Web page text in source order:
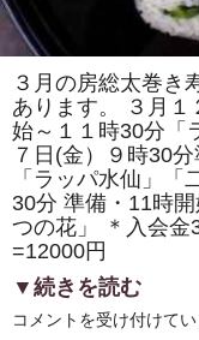
せ
た
い
千
葉
県
内
房
の
郷
土
理
「て
っ
ぽ
き」
す。
３月の房総太巻き
あります。 ３月１
始～１１時30分「
７日(金）９時30
「ラッパ水仙」
30分 準備・11時
つの花」 ＊入会金
=12000円
▼続きを読む
3
コメントを受け付けて